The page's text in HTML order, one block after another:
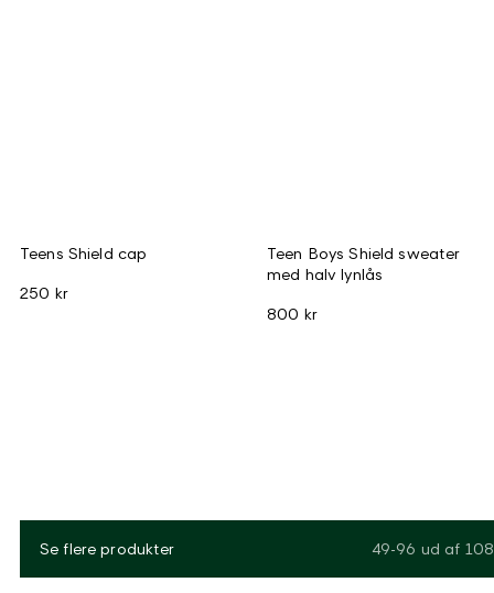
Teens Shield cap
250 kr
Teen Boys Shield sweater
med halv lynlås
800 kr
Se flere produkter 49-96 ud af 108